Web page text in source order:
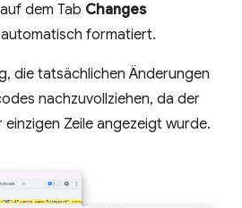
dem Tab Changes
formatiert.
die tatsächlichen Änderungen
nachzuvollziehen, da der
Zeile angezeigt wurde.